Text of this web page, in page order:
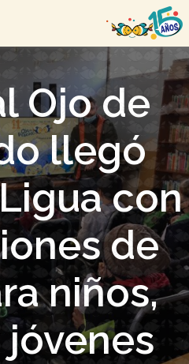
Ojo de
llegó
con
de
niños,
jóvenes